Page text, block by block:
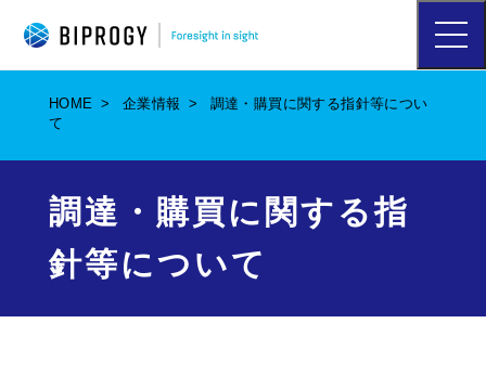
ハ
ン
メ
HOME 企業情報
調達・購買に関する指針等につい
て
調達・購買に関する指
針等について